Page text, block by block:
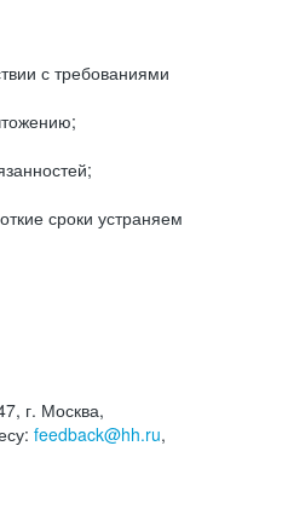
с требованиями
сроки устраняем
г. Москва,
feedback@hh.ru,